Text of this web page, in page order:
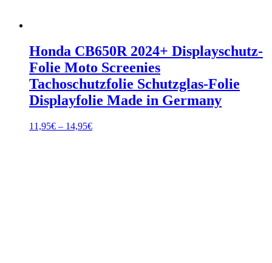
Honda CB650R 2024+ Displayschutz-
Folie Moto Screenies
Tachoschutzfolie Schutzglas-Folie
Displayfolie Made in Germany
11,95€ – 14,95€Preisspanne: